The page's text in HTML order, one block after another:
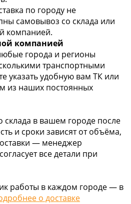
по городу не
самовывоз со склада или
компанией.
компанией
города и регионы
транспортными
указать удобную вам ТК или
из наших постоянных
склада в вашем городе после
и сроки зависят от объёма,
— менеджер
все детали при
работы в каждом городе — в
о доставке